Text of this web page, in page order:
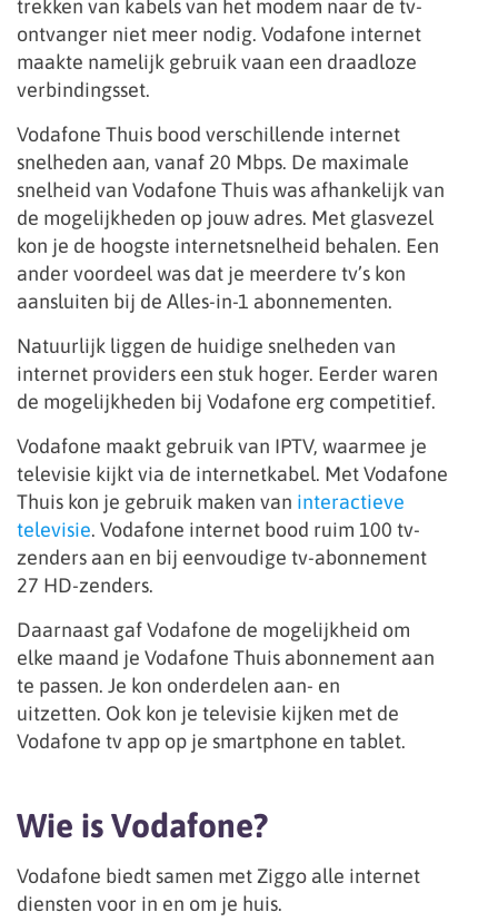
trekken van kabels van het modem naar de tv-
ontvanger niet meer nodig. Vodafone internet
maakte namelijk gebruik vaan een draadloze
verbindingsset.
Vodafone Thuis bood verschillende internet
snelheden aan, vanaf 20 Mbps. De maximale
snelheid van Vodafone Thuis was afhankelijk van
de mogelijkheden op jouw adres. Met glasvezel
kon je de hoogste internetsnelheid behalen. Een
ander voordeel was dat je meerdere tv’s kon
aansluiten bij de Alles-in-1 abonnementen.
Natuurlijk liggen de huidige snelheden van
internet providers een stuk hoger. Eerder waren
de mogelijkheden bij Vodafone erg competitief.
Vodafone maakt gebruik van IPTV, waarmee je
televisie kijkt via de internetkabel. Met Vodafone
Thuis kon je gebruik maken van interactieve
televisie. Vodafone internet bood ruim 100 tv-
zenders aan en bij eenvoudige tv-abonnement
27 HD-zenders.
Daarnaast gaf Vodafone de mogelijkheid om
elke maand je Vodafone Thuis abonnement aan
te passen. Je kon onderdelen aan- en
uitzetten. Ook kon je televisie kijken met de
Vodafone tv app op je smartphone en tablet.
Wie is Vodafone?
Vodafone biedt samen met Ziggo alle internet
diensten voor in en om je huis.